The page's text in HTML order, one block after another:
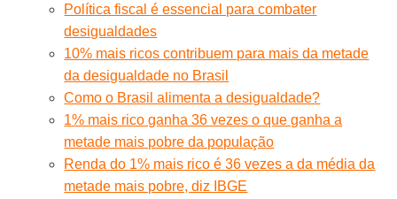
Política fiscal é essencial para combater
desigualdades
10% mais ricos contribuem para mais da metade
da desigualdade no Brasil
Como o Brasil alimenta a desigualdade?
1% mais rico ganha 36 vezes o que ganha a
metade mais pobre da população
Renda do 1% mais rico é 36 vezes a da média da
metade mais pobre, diz IBGE